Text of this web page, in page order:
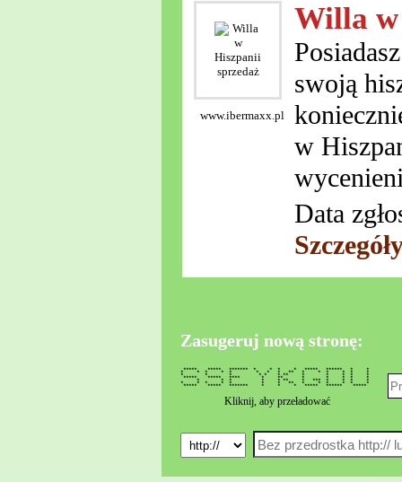
www.ibermaxx.pl
Willa w
swoją
w
Data
Zasugeruj nową stronę:
***** ***** ******* * * * * ***** ****** * *
* * * * * * * * ** * * * * * *
* * * * * * ** * * * * *
***** ***** **** * ** * * * * *
* * * * * ** * *** * * * *
* * * * * * * ** * * * * * *
***** ***** ******* * * * ***** ****** *****
Kliknij, aby przeładować